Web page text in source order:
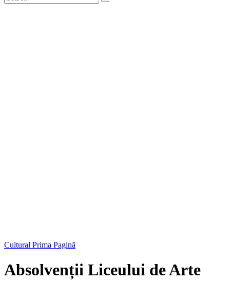
Cultural Prima Pagină
Absolvenții Liceului de Arte